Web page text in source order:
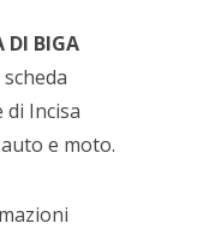
DI BIGA
di Incisa
e moto.